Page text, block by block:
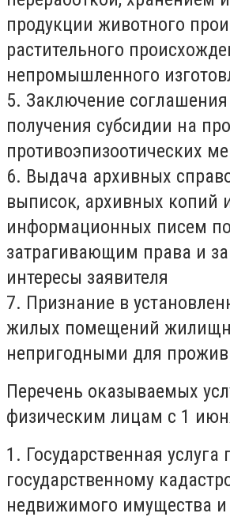
продукции животного
растительного
непромышленного
5. Заключение
получения субсидии на
противоэпизоотических
6. Выдача архивных
выписок, архивных копий
информационных писем
затрагивающим права и
интересы заявителя
7. Признание в
жилых помещений
непригодными для
Перечень оказываемых
физическим лицам с 1
1. Государственная услуга
государственному
недвижимого имущества